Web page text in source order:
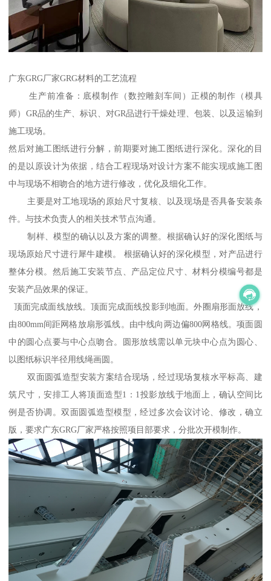
广东GRG厂家GRG材料的工艺流程
生产前准备：底模制作（数控雕刻车间）正模的制作（模具
师）GR品的生产、标识、对GR品进行干燥处理、包装、以及运输到
施工现场。
然后对施工图纸进行分解，前期要对施工图纸进行深化。深化的目
的是以原设计为依据，结合工程现场对设计方案不能实现或施工图
中与现场不相吻合的地方进行修改，优化及细化工作。
主要是对工地现场的原始尺寸复核、以及现场是否具备安装条
件。与技术负责人的相关技术节点沟通。
制样、模型的确认以及方案的调整。根据确认好的深化图纸与
现场原始尺寸进行犀牛建模。 根据确认好的深化模型，对产品进行
整体分模。然后施工安装节点、产品定位尺寸、材料分模编号都是
安装产品效果的保证。
顶面完成面线放线。顶面完成面线投影到地面。外圈扇形面放线，
由800mm间距网格放扇形弧线。由中线向两边偏800网格线。项面圆
中的圆心点要与中心点吻合。圆形放线需以单元块中心点为圆心、
以图纸标识半径用线绳画圆。
双面圆弧造型安装方案结合现场，经过现场复核水平标高、建
筑尺寸，安排工人将顶面造型1：1投影放线于地面上，确认空间比
例是否协调。双面圆弧造型模型，经过多次会议讨论、修改，确立
版，要求广东GRG厂家严格按照项目部要求，分批次开模制作。